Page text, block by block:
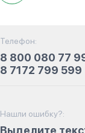
Телефон:
8 800 080 77
8 7172 799 599
Нашли ошибку?:
Выделите